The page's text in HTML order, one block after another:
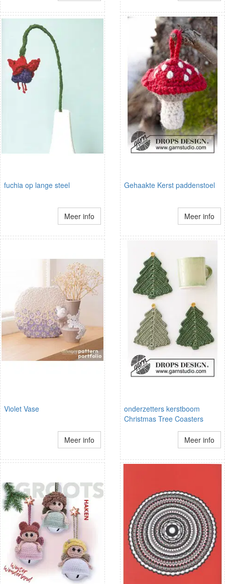
fuchia op lange steel
Meer info
Gehaakte Kerst paddenstoel
Meer info
Violet Vase
Meer info
onderzetters kerstboom
Christmas Tree Coasters
Meer info